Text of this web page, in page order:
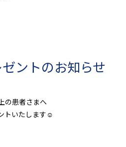
ントのお知らせ
の患者さまへ
トいたします☺